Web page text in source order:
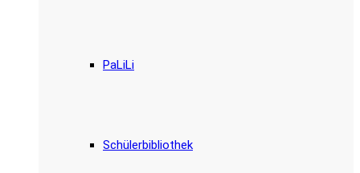
PaLiLi
Schülerbibliothek